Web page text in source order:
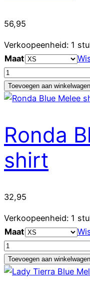
56,95
Verkoopeenheid: 1
Maat
Comodo
Blue
Melee
Toevoegen aan winkelwagen
Ronda
shirt
32,95
Verkoopeenheid: 1
Maat
Ronda
Blue
Melee
Toevoegen aan winkelwagen